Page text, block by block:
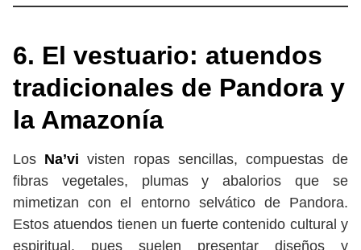
6. El vestuario: atuendos
tradicionales de Pandora y
la Amazonía
Los Na’vi visten ropas sencillas, compuestas de
fibras vegetales, plumas y abalorios que se
mimetizan con el entorno selvático de Pandora.
Estos atuendos tienen un fuerte contenido cultural y
espiritual, pues suelen presentar diseños y